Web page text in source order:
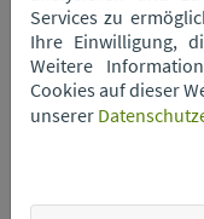
Wertstoffhof
Services zu
Ihre Einwilligung,
Weitere
Cookies auf dieser
unserer